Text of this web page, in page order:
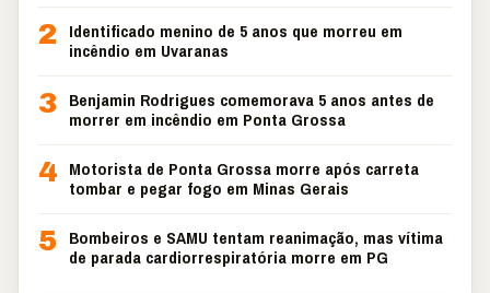
2
Identificado menino de 5 anos que morreu em
incêndio em Uvaranas
3 Benjamin Rodrigues comemorava 5 anos antes de
morrer em incêndio em Ponta Grossa
4 Motorista de Ponta Grossa morre após carreta
tombar e pegar fogo em Minas Gerais
5 Bombeiros e SAMU tentam reanimação, mas vítima
de parada cardiorrespiratória morre em PG